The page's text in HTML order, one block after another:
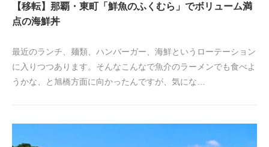
【移転】那覇・東町「鮮魚のふくむら」でボリューム満
点の海鮮丼
最近のランチ、麺類、ハンバーガー、海鮮というローテーション
に入りつつあります。そんなこんなで魚介のラーメンでも食べよ
うかな、と旭橋方面に向かったんですが、気にな…